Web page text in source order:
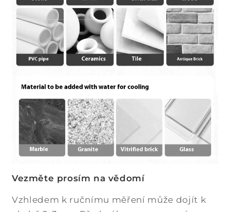
Vezměte prosím na vědomí
Vzhledem k ručnímu měření může dojít k